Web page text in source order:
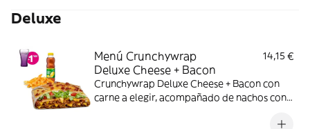
Deluxe
Menú Crunchywrap
Deluxe Cheese + Bacon
14,15 €
Crunchywrap Deluxe Cheese + Bacon con
carne a elegir, acompañado de nachos con